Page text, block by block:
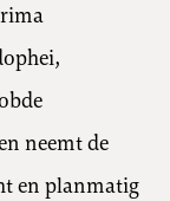
neemt de
en planmatig